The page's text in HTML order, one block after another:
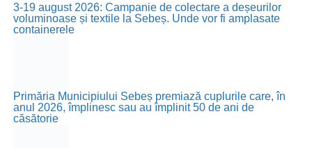
3-19 august 2026: Campanie de colectare a deșeurilor
voluminoase și textile la Sebeș. Unde vor fi amplasate
containerele
Primăria Municipiului Sebeș premiază cuplurile care, în
anul 2026, împlinesc sau au împlinit 50 de ani de
căsătorie